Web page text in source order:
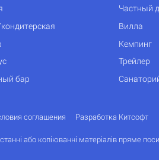
бар
Частный
Вилла
Кемпинг
Трейлер
соглашения Разработка Китсофт
або копіюванні матеріалів пряме